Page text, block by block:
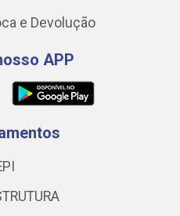
e Devolução
APP